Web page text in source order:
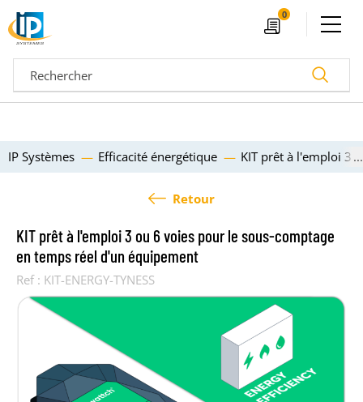
0
Devis
04 72 14 18 00 Nos configurateurs
Ouvrir le menu
IP Systèmes Efficacité énergétique KIT prêt à l'emploi 3
Retour
KIT prêt à l'emploi 3 ou 6 voies pour le sous-comptage
en temps réel d'un équipement
Ref : KIT-ENERGY-TYNESS